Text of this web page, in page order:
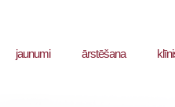
jaunumi ārstēšana